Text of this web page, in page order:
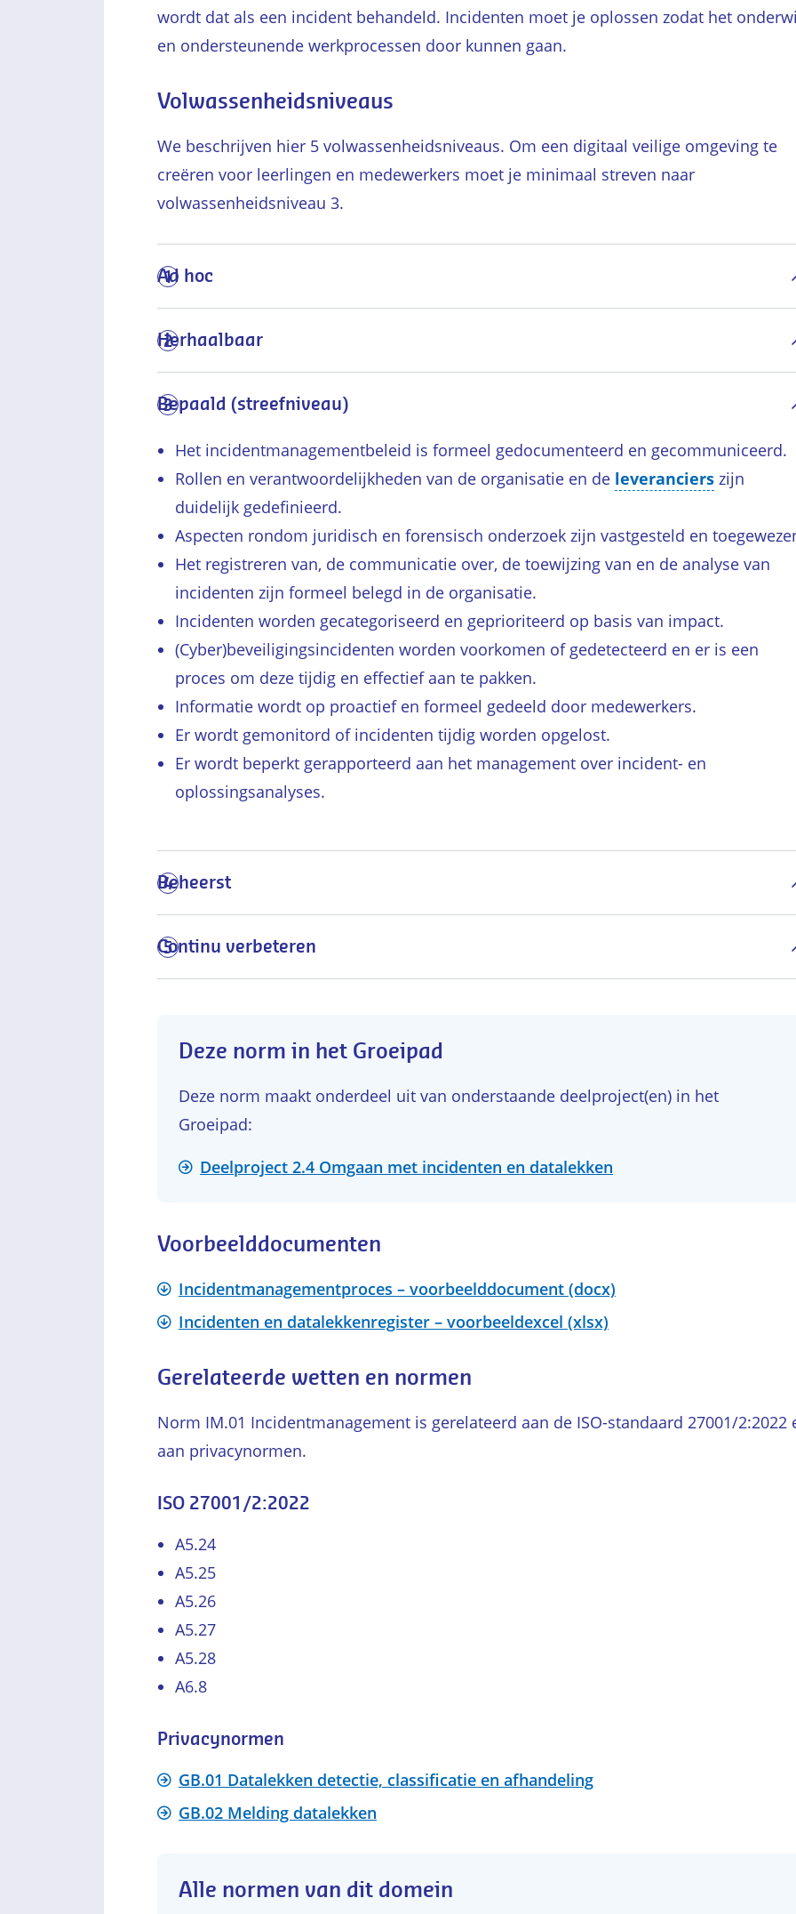
wordt dat als een incident behandeld. Incidenten moet je oplossen zodat het
en ondersteunende werkprocessen door kunnen gaan.
Volwassenheidsniveaus
We beschrijven hier 5 volwassenheidsniveaus. Om een digitaal veilige omgeving te
creëren voor leerlingen en medewerkers moet je minimaal streven naar
volwassenheidsniveau 3.
1
Ad hoc
2
Herhaalbaar
3
Bepaald (streefniveau)
Het incidentmanagementbeleid is formeel gedocumenteerd en gecommuniceerd.
Rollen en verantwoordelijkheden van de organisatie en de leveranciers zijn
duidelijk gedefinieerd.
Aspecten rondom juridisch en forensisch onderzoek zijn vastgesteld en
Het registreren van, de communicatie over, de toewijzing van en de analyse van
incidenten zijn formeel belegd in de organisatie.
Incidenten worden gecategoriseerd en geprioriteerd op basis van impact.
(Cyber)beveiligingsincidenten worden voorkomen of gedetecteerd en er is een
proces om deze tijdig en effectief aan te pakken.
Informatie wordt op proactief en formeel gedeeld door medewerkers.
Er wordt gemonitord of incidenten tijdig worden opgelost.
Er wordt beperkt gerapporteerd aan het management over incident- en
oplossingsanalyses.
4
Beheerst
5
Continu verbeteren
Deze norm in het Groeipad
Deze norm maakt onderdeel uit van onderstaande deelproject(en) in het
Groeipad:
Deelproject 2.4 Omgaan met incidenten en datalekken
Voorbeelddocumenten
Incidentmanagementproces – voorbeelddocument (docx)
Incidenten en datalekkenregister – voorbeeldexcel (xlsx)
Gerelateerde wetten en normen
Norm IM.01 Incidentmanagement is gerelateerd aan de ISO-standaard 27001/2:2022
aan privacynormen.
ISO 27001/2:2022
A5.24
A5.25
A5.26
A5.27
A5.28
A6.8
Privacynormen
GB.01 Datalekken detectie, classificatie en afhandeling
GB.02 Melding datalekken
Alle normen van dit domein